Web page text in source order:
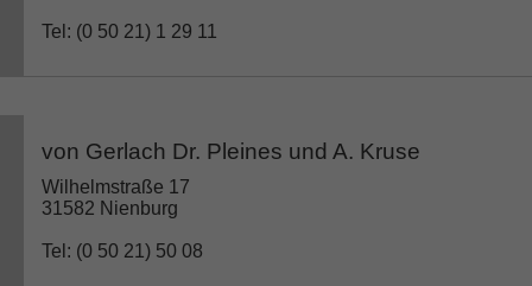
Tel: (0 50 21) 1 29 11
von Gerlach Dr. Pleines und A. Kruse
Wilhelmstraße 17
31582 Nienburg
Tel: (0 50 21) 50 08